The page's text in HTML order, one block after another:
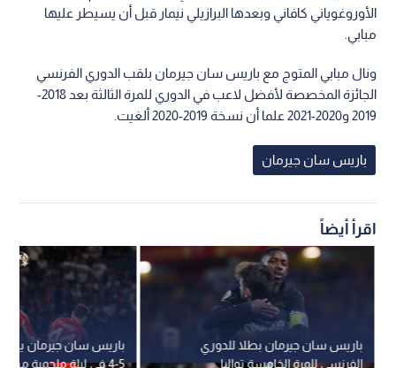
الأوروغوياني كافاني وبعدها البرازيلي نيمار قبل أن يسيطر عليها
مبابي.
ونال مبابي المتوج مع باريس سان جيرمان بلقب الدوري الفرنسي
الجائزة المخصصة لأفضل لاعب في الدوري للمرة الثالثة بعد 2018-
2019 و2020-2021 علما أن نسخة 2019-2020 ألغيت.
باريس سان جيرمان
اقرأ أيضاً
باريس سان جيرمان يهزم
5-4 في ليلة ملحمية من
باريس سان جيرمان بطلا للدوري
الفرنسي للمرة الخامسة تواليا